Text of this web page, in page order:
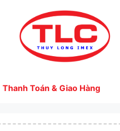
Thanh Toán & Giao Hàng